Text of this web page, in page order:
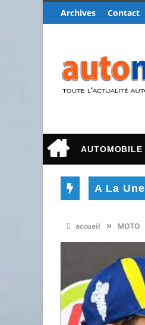
Archives Contact
AUTOMOBILE
A La Une
accueil » MOTO